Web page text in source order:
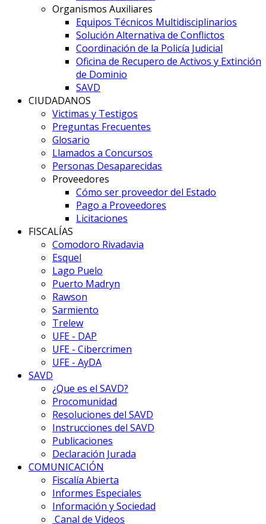
Organismos Auxiliares
Equipos Técnicos Multidisciplinarios
Solución Alternativa de Conflictos
Coordinación de la Policía Judicial
Oficina de Recupero de Activos y Extinción
de Dominio
SAVD
CIUDADANOS
Victimas y Testigos
Preguntas Frecuentes
Glosario
Llamados a Concursos
Personas Desaparecidas
Proveedores
Cómo ser proveedor del Estado
Pago a Proveedores
Licitaciones
FISCALÍAS
Comodoro Rivadavia
Esquel
Lago Puelo
Puerto Madryn
Rawson
Sarmiento
Trelew
UFE - DAP
UFE - Cibercrimen
UFE - AyDA
SAVD
¿Que es el SAVD?
Procomunidad
Resoluciones del SAVD
Instrucciones del SAVD
Publicaciones
Declaración Jurada
COMUNICACIÓN
Fiscalía Abierta
Informes Especiales
Información y Sociedad
Canal de Videos